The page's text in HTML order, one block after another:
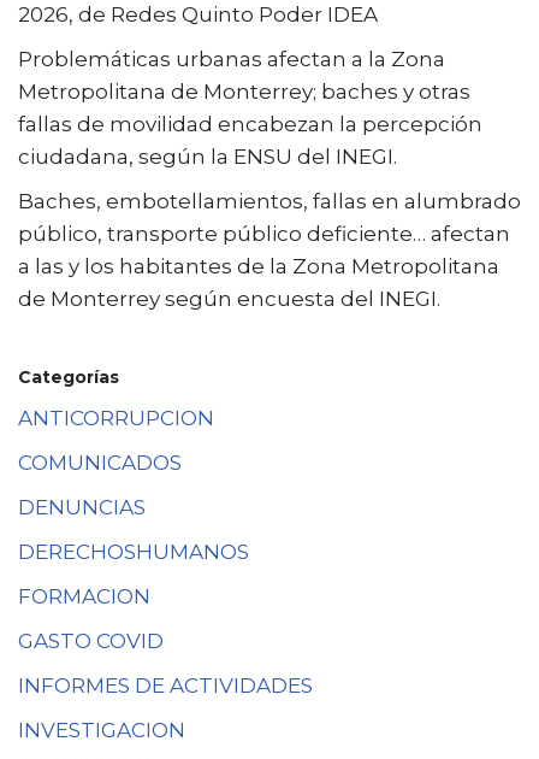
2026, de Redes Quinto Poder IDEA
Problemáticas urbanas afectan a la Zona
Metropolitana de Monterrey; baches y otras
fallas de movilidad encabezan la percepción
ciudadana, según la ENSU del INEGI.
Baches, embotellamientos, fallas en alumbrado
público, transporte público deficiente… afectan
a las y los habitantes de la Zona Metropolitana
de Monterrey según encuesta del INEGI.
Categorías
ANTICORRUPCION
COMUNICADOS
DENUNCIAS
DERECHOSHUMANOS
FORMACION
GASTO COVID
INFORMES DE ACTIVIDADES
INVESTIGACION